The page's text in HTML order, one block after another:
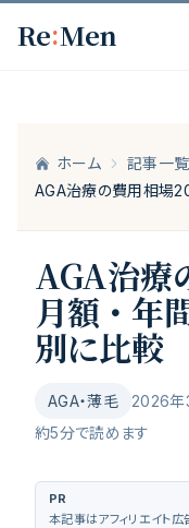
Re:Men
ホーム 記事一覧
AGA治療
月額・年
別に比較
AGA・薄毛 2026年
約5分で読めます
PR
本記事はアフィリエイト